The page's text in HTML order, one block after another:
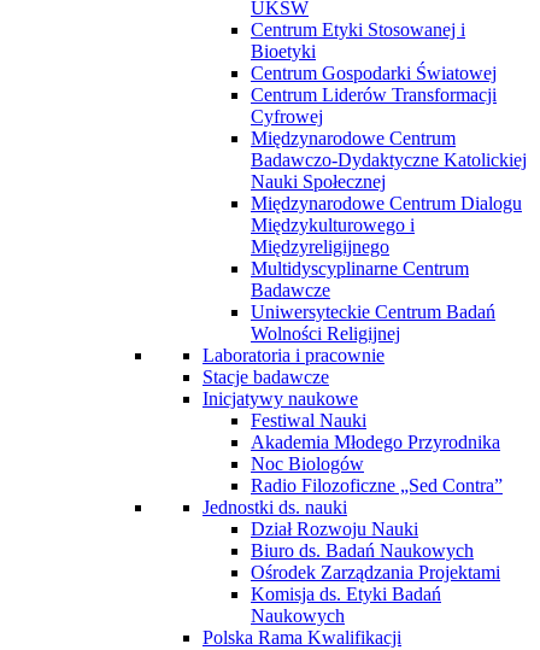
UKSW
Centrum Etyki Stosowanej i
Bioetyki
Centrum Gospodarki Światowej
Centrum Liderów Transformacji
Cyfrowej
Międzynarodowe Centrum
Badawczo-Dydaktyczne Katolickiej
Nauki Społecznej
Międzynarodowe Centrum Dialogu
Międzykulturowego i
Międzyreligijnego
Multidyscyplinarne Centrum
Badawcze
Uniwersyteckie Centrum Badań
Wolności Religijnej
Laboratoria i pracownie
Stacje badawcze
Inicjatywy naukowe
Festiwal Nauki
Akademia Młodego Przyrodnika
Noc Biologów
Radio Filozoficzne „Sed Contra”
Jednostki ds. nauki
Dział Rozwoju Nauki
Biuro ds. Badań Naukowych
Ośrodek Zarządzania Projektami
Komisja ds. Etyki Badań
Naukowych
Polska Rama Kwalifikacji